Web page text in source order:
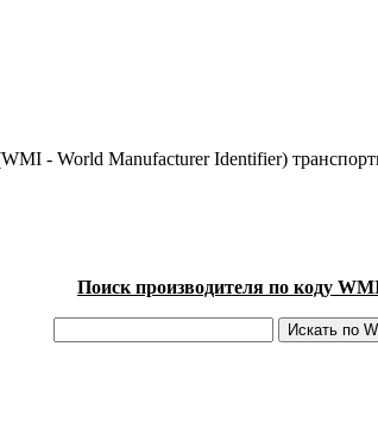
- World Manufacturer Identifier)
Поиск производителя по коду